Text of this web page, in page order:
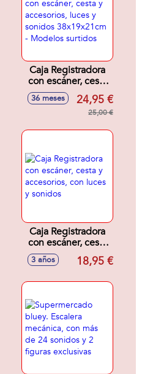
Caja Registradora
con escáner, cesta
y accesorios, luces
y sonidos
38x19x21cm -
36 meses 24,95 €
25,00 €
Caja Registradora
con escáner, cesta
y accesorios, con
luces y sonidos
3 años 18,95 €